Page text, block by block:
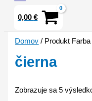
0,00 €
Domov / Produkt
čierna
Zobrazuje sa 5